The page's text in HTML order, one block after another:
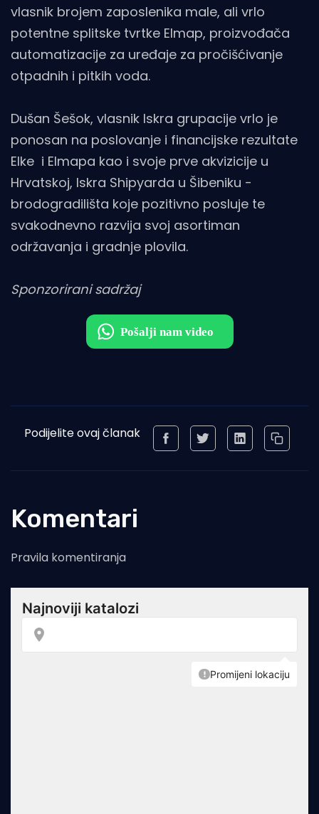
vlasnik brojem zaposlenika male, ali vrlo
potentne splitske tvrtke Elmap, proizvođača
automatizacije za uređaje za pročišćivanje
otpadnih i pitkih voda.
Dušan Šešok, vlasnik Iskra grupacije vrlo je
ponosan na poslovanje i financijske rezultate
Elke i Elmapa kao i svoje prve akvizicije u
Hrvatskoj, Iskra Shipyarda u Šibeniku -
brodogradilišta koje pozitivno posluje te
svakodnevno razvija svoj asortiman
održavanja i gradnje plovila.
Sponzorirani sadržaj
Podijelite ovaj članak
Komentari
Pravila komentiranja